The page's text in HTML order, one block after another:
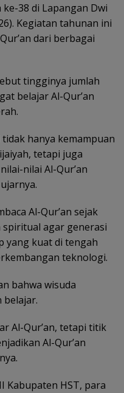
ke-38 di Lapangan Dwi
Kegiatan tahunan ini
dari berbagai
tingginya jumlah
belajar Al-Qur’an
hanya kemampuan
tetapi juga
nilai Al-Qur’an
Al-Qur’an sejak
agar generasi
yang kuat di tengah
teknologi.
bahwa wisuda
belajar.
Al-Qur’an, tetapi titik
Al-Qur’an
Kabupaten HST, para